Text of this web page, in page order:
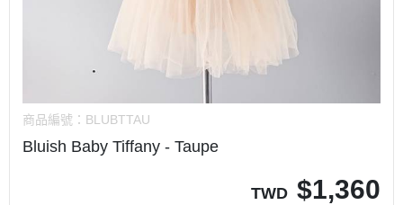
商品編號： BLUBTTAU
Bluish Baby Tiffany - Taupe
TWD $1,360